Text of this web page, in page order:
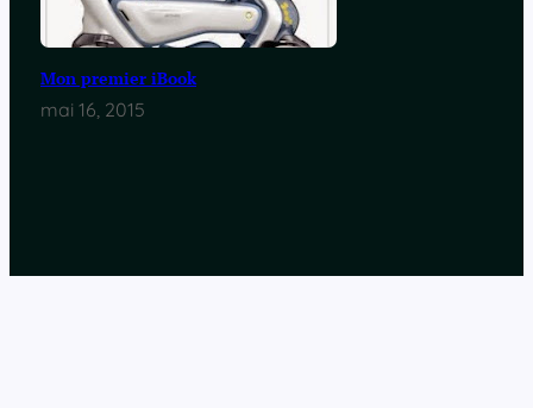
Mon premier iBook
mai 16, 2015